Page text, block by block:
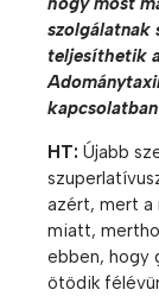
szolgálatnak
teljesíthetik
HT: Újabb
azért, mert a
miatt,
ebben, hogy
ötödik